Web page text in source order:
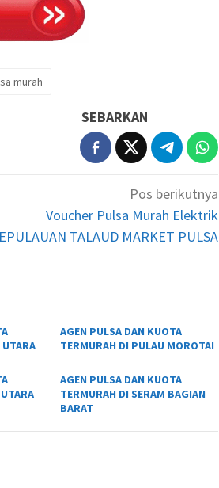
murah
SEBARKAN
Pos berikutnya
Voucher Pulsa Murah Elektrik
TALAUD MARKET PULSA
AGEN PULSA DAN KUOTA
TERMURAH DI PULAU MOROTAI
AGEN PULSA DAN KUOTA
TERMURAH DI SERAM BAGIAN
BARAT